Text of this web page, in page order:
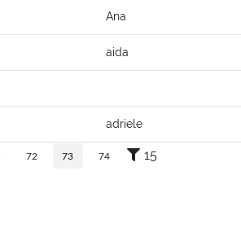
Ana
aida
adriele
72 73 74 15